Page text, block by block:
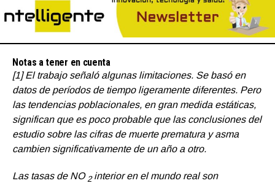
Notas a tener en cuenta
[1] El trabajo señaló algunas limitaciones. Se basó en
datos de períodos de tiempo ligeramente diferentes. Pero
las tendencias poblacionales, en gran medida estáticas,
significan que es poco probable que las conclusiones del
estudio sobre las cifras de muerte prematura y asma
cambien significativamente de un año a otro.
Las tasas de NO 2interior en el mundo real son